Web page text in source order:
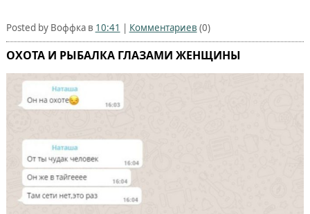
Posted by Воффка в 10:41 | Комментариев (0)
ОХОТА И РЫБАЛКА ГЛАЗАМИ ЖЕНЩИНЫ